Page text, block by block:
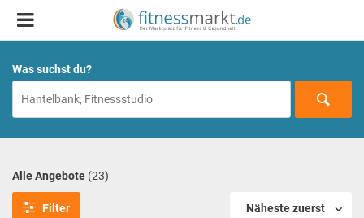
Was suchst du?
Alle Angebote (23)
Filter Näheste zuerst